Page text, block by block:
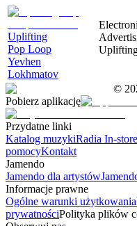
Uplifting
Pop Loop
Yevhen
Lokhmatov
©
Pobierz aplikację
Przydatne linki
Katalog muzykiRadia In-store
pomocyKontakt
Jamendo
Jamendo dla artystów
Informacje prawne
Ogólne warunki użytkowania
prywatnościPolityka plików